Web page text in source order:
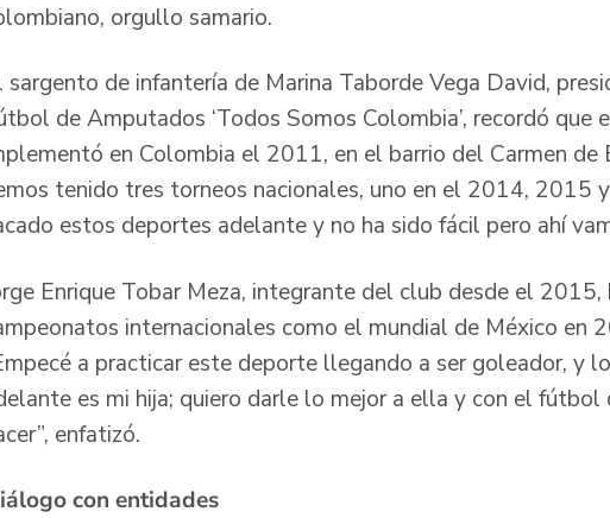
orgullo samario.
sargento de infantería de Marina Taborde Vega David,
de Amputados ‘Todos Somos Colombia’, recordó
en Colombia el 2011, en el barrio del Carmen de
tenido tres torneos nacionales, uno en el 2014, 2015
estos deportes adelante y no ha sido fácil pero ahí
Enrique Tobar Meza, integrante del club desde el
internacionales como el mundial de México en
a practicar este deporte llegando a ser goleador, y
es mi hija; quiero darle lo mejor a ella y con el fútbol
enfatizó.
con entidades